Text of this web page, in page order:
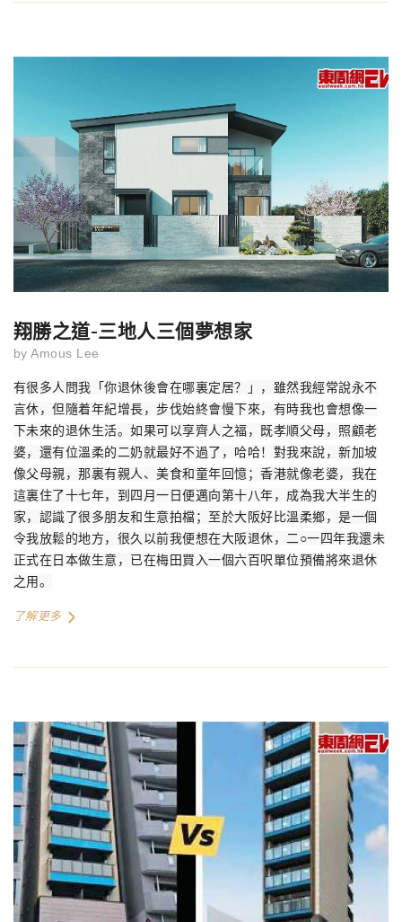
翔勝之道-三地人三個夢想家
by Amous Lee
有很多人問我「你退休後會在哪裏定居？」，雖然我經常說永不
言休，但隨着年紀增長，步伐始終會慢下來，有時我也會想像一
下未來的退休生活。如果可以享齊人之福，既孝順父母，照顧老
婆，還有位溫柔的二奶就最好不過了，哈哈！對我來說，新加坡
像父母親，那裏有親人、美食和童年回憶；香港就像老婆，我在
這裏住了十七年，到四月一日便邁向第十八年，成為我大半生的
家，認識了很多朋友和生意拍檔；至於大阪好比溫柔鄉，是一個
令我放鬆的地方，很久以前我便想在大阪退休，二 ○一四年我還未
正式在日本做生意，已在梅田買入一個六百呎單位預備將來退休
之用。
了解更多